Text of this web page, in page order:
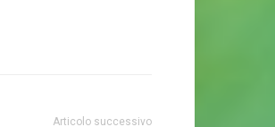
Articolo successivo